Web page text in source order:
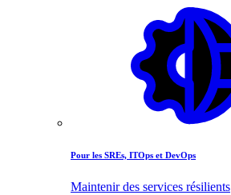
Pour les SREs, ITOps et DevOps
Maintenir des services résilients